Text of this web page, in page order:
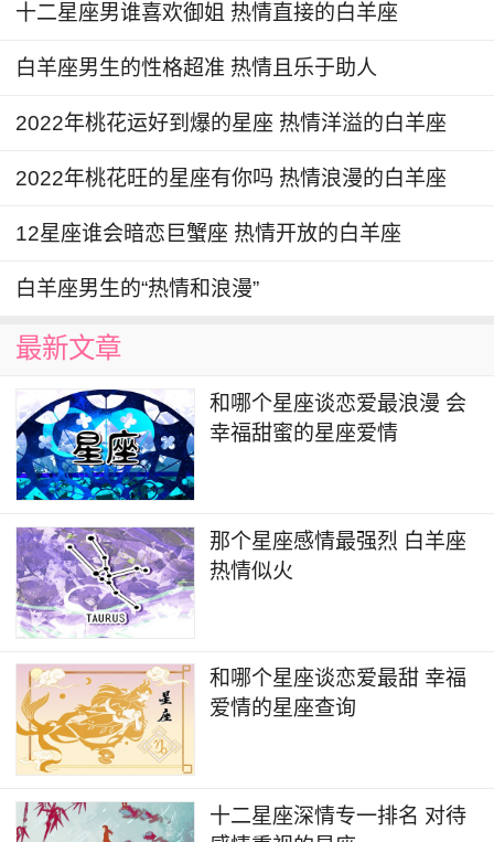
以身边自然也就不乏暧昧的精灵，面对暧昧蝎子选
择隐忍不发想要观察清楚谁才是属于自己的天使，
逝、昔人不再，要想摆脱暧昧蝎子就要主动敞开心
扉在了解别人的同时也让别人了解自己，这样那些
的人当然就是值得你用心呵护的人。
水瓶座：很爱面子
说来也是爱情中的两个人就像并肩作战的战友
相互扶持、理解和尊重以及两个人之间的默契，才
能够打赢人生这场胜仗，真正的爱情是充满了爱与
己女人的一支舞一首歌而去赞叹而去夸奖。
水瓶座很爱面子在感情里尤其显得矜持，他们
并非没有主动坦露自己心扉的勇气只是一旦有了心
仪的对象之后水瓶往往就希望自己变得主动而矜
持，甚至有的时候即便明明知道即将要失去对方了
可水瓶还是会死死撑住自己的面子就是不会让自己
去倒追，生怕不仅失去了爱情也彻底失去了对方。
十二星座男谁喜欢御姐 热情直接的白羊座
白羊座男生的性格超准 热情且乐于助人
2022年桃花运好到爆的星座 热情洋溢的白羊座
2022年桃花旺的星座有你吗 热情浪漫的白羊座
12星座谁会暗恋巨蟹座 热情开放的白羊座
白羊座男生的“热情和浪漫”
最新文章
和哪个星座谈恋爱最浪漫 会
幸福甜蜜的星座爱情
那个星座感情最强烈 白羊座
热情似火
和哪个星座谈恋爱最甜 幸福
爱情的星座查询
十二星座深情专一排名 对待